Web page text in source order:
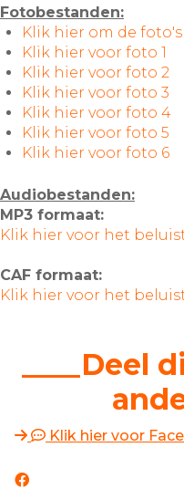
Fotobestanden:
Klik hier om de
Klik hier voor foto 1
Klik hier voor foto 2
Klik hier voor foto 3
Klik hier voor foto 4
Klik hier voor foto 5
Klik hier voor foto 6
Audiobestanden:
MP3 formaat:
Klik hier voor het
CAF formaat:
Klik hier voor het
Klik hier voor